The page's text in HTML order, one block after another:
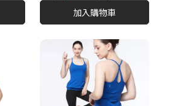
加入購物車